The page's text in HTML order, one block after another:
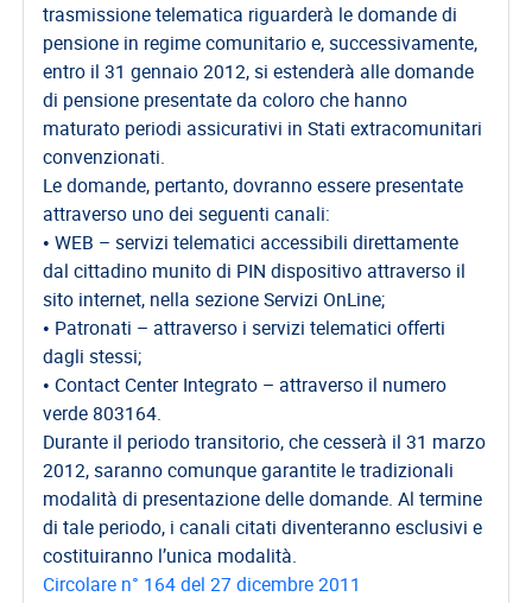
trasmissione telematica riguarderà le domande di
pensione in regime comunitario e, successivamente,
entro il 31 gennaio 2012, si estenderà alle domande
di pensione presentate da coloro che hanno
maturato periodi assicurativi in Stati extracomunitari
convenzionati.
Le domande, pertanto, dovranno essere presentate
attraverso uno dei seguenti canali:
• WEB – servizi telematici accessibili direttamente
dal cittadino munito di PIN dispositivo attraverso il
sito internet, nella sezione Servizi OnLine;
• Patronati – attraverso i servizi telematici offerti
dagli stessi;
• Contact Center Integrato – attraverso il numero
verde 803164.
Durante il periodo transitorio, che cesserà il 31 marzo
2012, saranno comunque garantite le tradizionali
modalità di presentazione delle domande. Al termine
di tale periodo, i canali citati diventeranno esclusivi e
costituiranno l’unica modalità.
Circolare n° 164 del 27 dicembre 2011